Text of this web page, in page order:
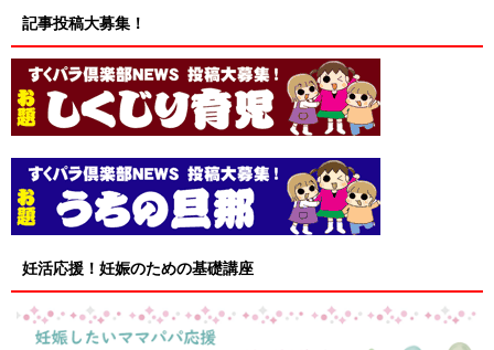
記事投稿大募集！
妊活応援！妊娠のための基礎講座